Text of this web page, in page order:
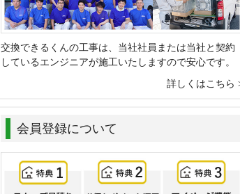
交換できるくんの工事は、当社社員または当社と契約
しているエンジニアが施工いたしますので安心です。
詳しくはこちら
会員登録について